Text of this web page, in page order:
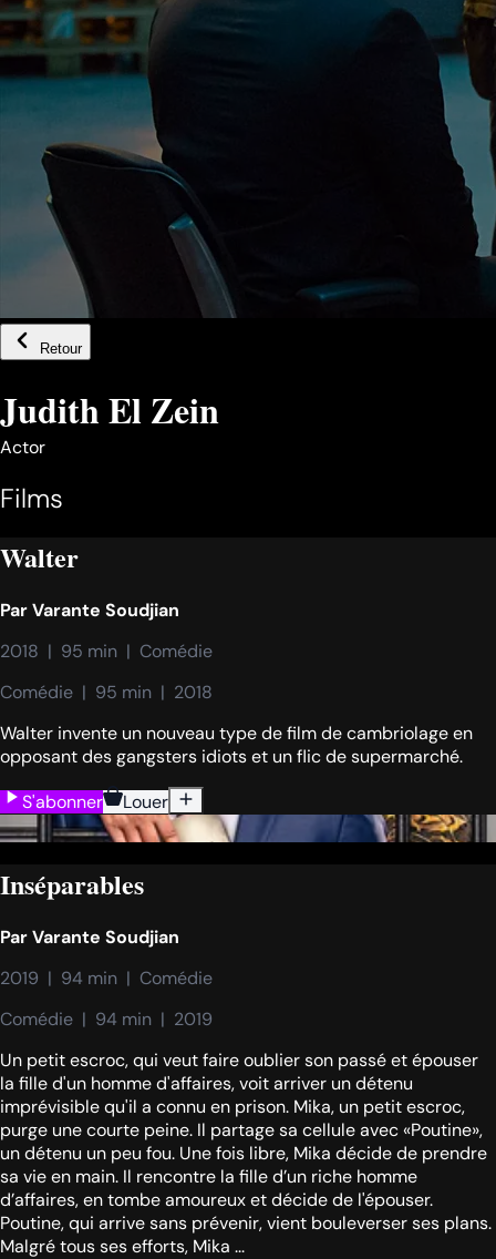
Retour
Judith El Zein
Actor
Films
Walter
ParVarante Soudjian
2018  |  95 min  |  Comédie
Comédie  |  95 min  |  2018
Walter invente un nouveau type de film de cambriolage en
opposant des gangsters idiots et un flic de supermarché.
S'abonner
Louer
Inséparables
ParVarante Soudjian
2019  |  94 min  |  Comédie
Comédie  |  94 min  |  2019
Un petit escroc, qui veut faire oublier son passé et épouser
la fille d'un homme d'affaires, voit arriver un détenu
imprévisible qu'il a connu en prison. Mika, un petit escroc,
purge une courte peine. Il partage sa cellule avec «Poutine»,
un détenu un peu fou. Une fois libre, Mika décide de prendre
sa vie en main. Il rencontre la fille d’un riche homme
d’affaires, en tombe amoureux et décide de l'épouser.
Poutine, qui arrive sans prévenir, vient bouleverser ses plans.
Malgré tous ses efforts, Mika ...